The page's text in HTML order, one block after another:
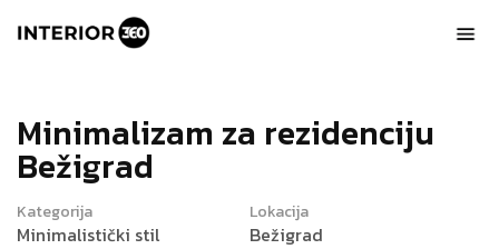
Minimalizam za rezidenciju
Bežigrad
Kategorija
Minimalistički stil
Lokacija
Bežigrad